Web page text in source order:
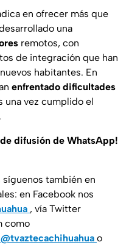
en ofrecer más que
una
remotos, con
de integración que han
habitantes. En
enfrentado dificultades
una vez cumplido el
de difusión de WhatsApp!
síguenos también en
en Facebook nos
, vía Twitter
como
@tvaztecachihuahua o